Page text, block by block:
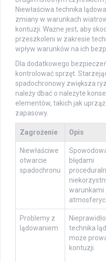
Niewłaściwa technika
zmiany w warunkach
kontuzji. Ważne jest, aby
przeszkoleni w zakresie
wpływ warunków na ich
Dla dodatkowego
kontrolować sprzęt.
spadochronowy zwiększa
należy dbać o należyte
elementów, takich jak
zapasowy.
Zagrożenie Opis
Niewłaściwe
otwarcie
spadochronu
błędami
warunkami
Problemy z
lądowaniem
technika
może
kontuzji.